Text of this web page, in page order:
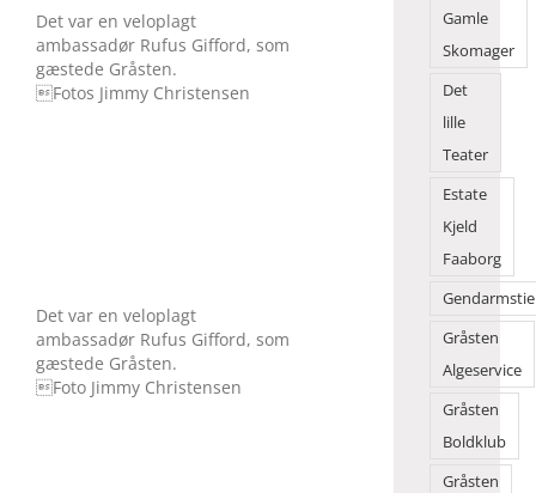
Det var en veloplagt
ambassadør Rufus Gifford, som
gæstede Gråsten.
Fotos Jimmy Christensen
Det var en veloplagt
ambassadør Rufus Gifford, som
gæstede Gråsten.
Foto Jimmy Christensen
Gamle
Skomager
Det
lille
Teater
Estate
Kjeld
Faaborg
Gråsten
Algeservice
Gråsten
Boldklub
Gråsten